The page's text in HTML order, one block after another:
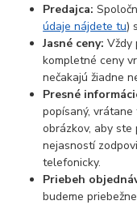
Predajca:
údaje nájdete tu)
Jasné ceny: Vždy
kompletné ceny
nečakajú žiadne
Presné
popísaný,
obrázkov, aby ste
nejasností
telefonicky.
Priebeh
budeme